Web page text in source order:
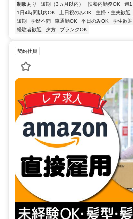
制服あり 短期（3ヵ月以内） 扶養内勤務OK 週
1日4時間以内OK
土日祝のみOK 主婦・主夫歓迎
短期
学歴不問 車通勤OK 平日のみOK 学生歓迎
経験者歓迎
夕方 ブランクOK
契約社員